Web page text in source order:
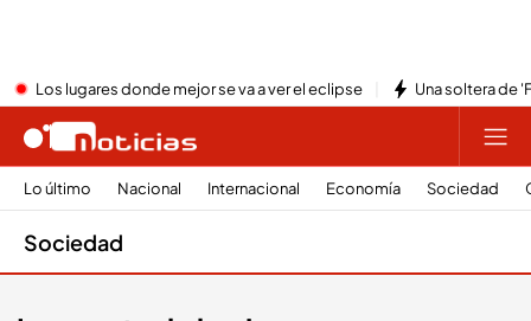
Los lugares donde mejor se va a ver el eclipse Una soltera de
Lo último Nacional Internacional Economía Sociedad
Sociedad